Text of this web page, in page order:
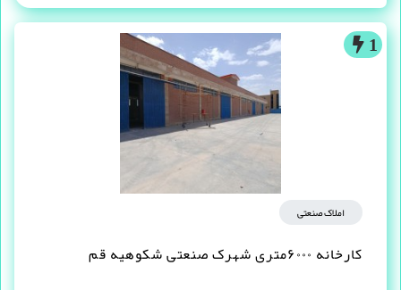
1
املاک صنعتی
کارخانه ۶۰۰۰متری شهرک صنعتی شکوهیه قم